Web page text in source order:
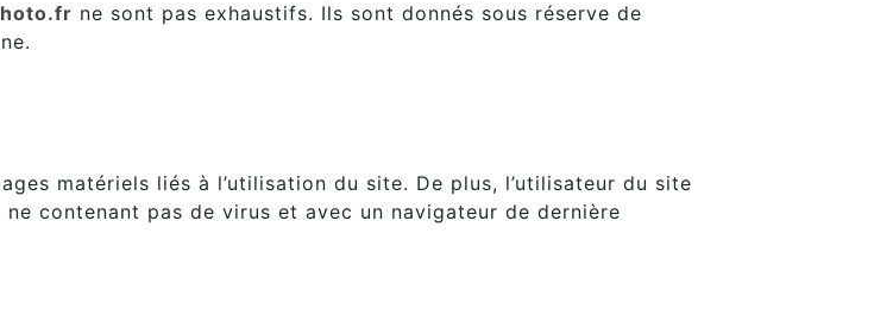
ne sont pas exhaustifs. Ils sont donnés sous réserve de
matériels liés à l’utilisation du site. De plus, l’utilisateur du site
contenant pas de virus et avec un navigateur de dernière